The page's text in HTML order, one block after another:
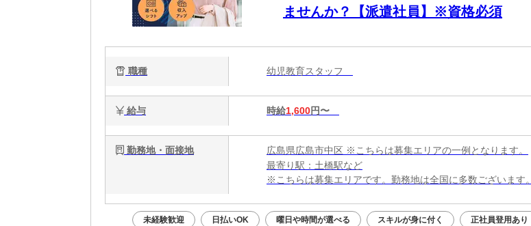
ませんか？【派遣社員】※資格必須
職種 幼児教育スタッフ
給与 時給1,600円〜
勤務地・面接地
広島県広島市中区 ※こちらは募集エリアの一例となります。
最寄り駅：土橋駅など
※こちらは募集エリアです。勤務地は全国に多数ございます。
未経験歓迎 日払いOK 曜日や時間が選べる スキルが身に付く 正社員登用あり